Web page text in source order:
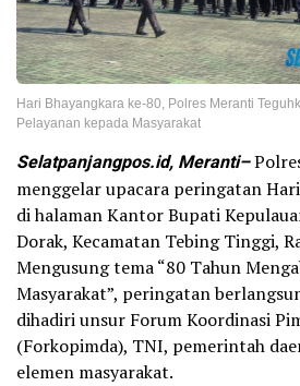
Hari Bhayangkara ke-80, Polres Meranti
Pelayanan kepada Masyarakat
Selatpanjangpos.id, Meranti–
menggelar upacara peringatan
di halaman Kantor Bupati
Dorak, Kecamatan Tebing Tinggi,
Mengusung tema “80 Tahun
Masyarakat”, peringatan
dihadiri unsur Forum Koordinasi
(Forkopimda), TNI, pemerintah
elemen masyarakat.